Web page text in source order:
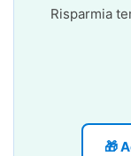
Risparmia
🎁